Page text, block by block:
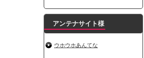
アンテナサイト様
ウホウホあんてな